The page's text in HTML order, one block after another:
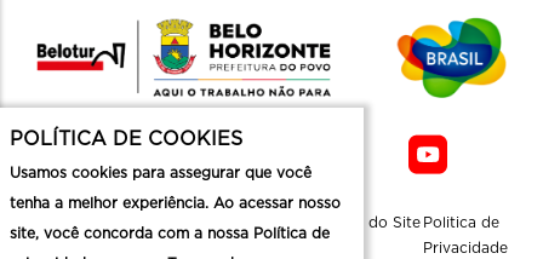
Mapa do Site Politica de
Privacidade
POLÍTICA DE COOKIES
Usamos cookies para assegurar que você
tenha a melhor experiência. Ao acessar nosso
site, você concorda com a nossa Política de